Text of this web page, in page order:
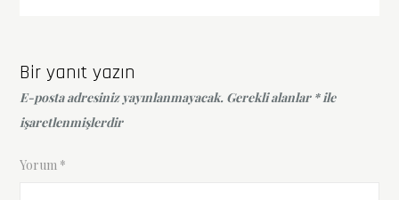
Bir yanıt yazın
E-posta adresiniz yayınlanmayacak. Gerekli alanlar *ile
işaretlenmişlerdir
Yorum *